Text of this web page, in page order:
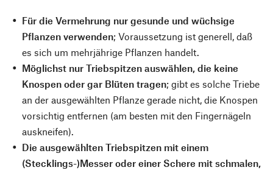
Für die Vermehrung nur gesunde und wüchsige
Pflanzen verwenden; Voraussetzung ist generell, daß
es sich um mehrjährige Pflanzen handelt.
Möglichst nur Triebspitzen auswählen, die keine
Knospen oder gar Blüten tragen; gibt es solche Triebe
an der ausgewählten Pflanze gerade nicht, die Knospen
vorsichtig entfernen (am besten mit den Fingernägeln
auskneifen).
Die ausgewählten Triebspitzen mit einem
(Stecklings-)Messer oder einer Schere mit schmalen,